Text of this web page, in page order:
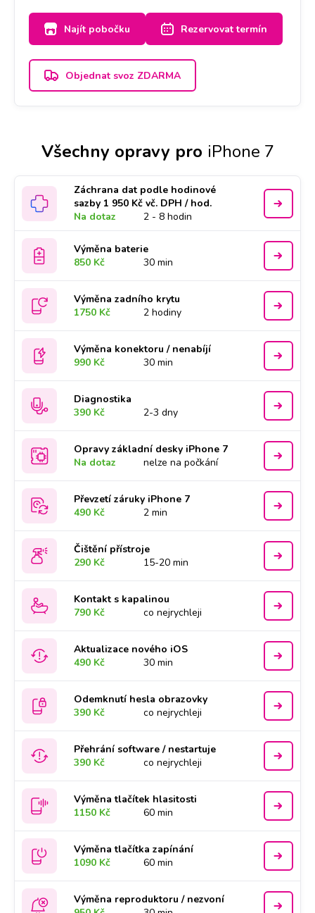
Najít pobočku Rezervovat termín
Objednat svoz ZDARMA
Všechny opravy pro iPhone 7
Záchrana dat podle hodinové
sazby 1 950 Kč vč. DPH / hod.
Na dotaz
2 - 8 hodin
Výměna baterie
850 Kč
30 min
Výměna zadního krytu
1750 Kč
2 hodiny
Výměna konektoru / nenabíjí
990 Kč
30 min
Diagnostika
390 Kč
2-3 dny
Opravy základní desky iPhone 7
Na dotaz
nelze na počkání
Převzetí záruky iPhone 7
490 Kč
2 min
Čištění přístroje
290 Kč
15-20 min
Kontakt s kapalinou
790 Kč
co nejrychleji
Aktualizace nového iOS
490 Kč
30 min
Odemknutí hesla obrazovky
390 Kč
co nejrychleji
Přehrání software / nestartuje
390 Kč
co nejrychleji
Výměna tlačítek hlasitosti
1150 Kč
60 min
Výměna tlačítka zapínání
1090 Kč
60 min
Výměna reproduktoru / nezvoní